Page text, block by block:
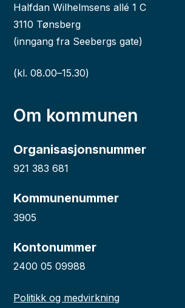
Halfdan Wilhelmsens allé 1 C
3110 Tønsberg
(inngang fra Seebergs gate)
(kl. 08.00–15.30)
Om kommunen
Organisasjonsnummer
921 383 681
Kommunenummer
3905
Kontonummer
2400 05 09988
Politikk og medvirkning